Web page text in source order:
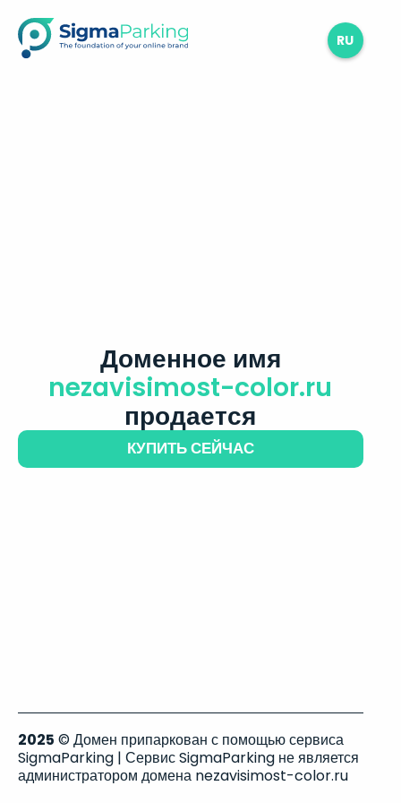
RU
Доменное имя
nezavisimost-color.ru
продается
КУПИТЬ СЕЙЧАС
2025 © Домен припаркован с помощью сервиса
SigmaParking | Сервис SigmaParking не является
администратором домена nezavisimost-color.ru